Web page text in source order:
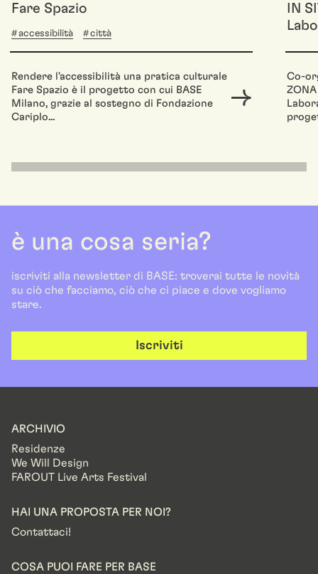
Fare Spazio
accessibilità città
Rendere l'accessibilità una pratica culturale
Fare Spazio è il progetto con cui BASE
Milano, grazie al sostegno di Fondazione
Cariplo...
IN
Co-
è una cosa seria?
iscriviti alla newsletter di BASE: troverai tutte le novità
su ciò che facciamo, ciò che ci piace e dove vogliamo
stare.
Iscriviti
ARCHIVIO
Residenze
We Will Design
FAROUT Live Arts Festival
HAI UNA PROPOSTA PER NOI?
Contattaci!
COSA PUOI FARE PER BASE